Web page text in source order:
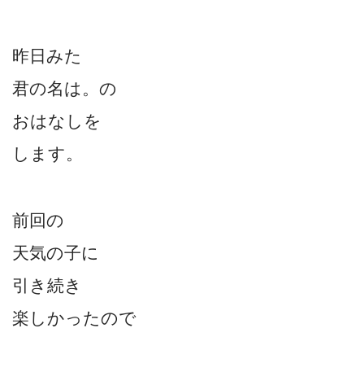
昨日みた
君の名は。の
おはなしを
します。
前回の
天気の子に
引き続き
楽しかったので